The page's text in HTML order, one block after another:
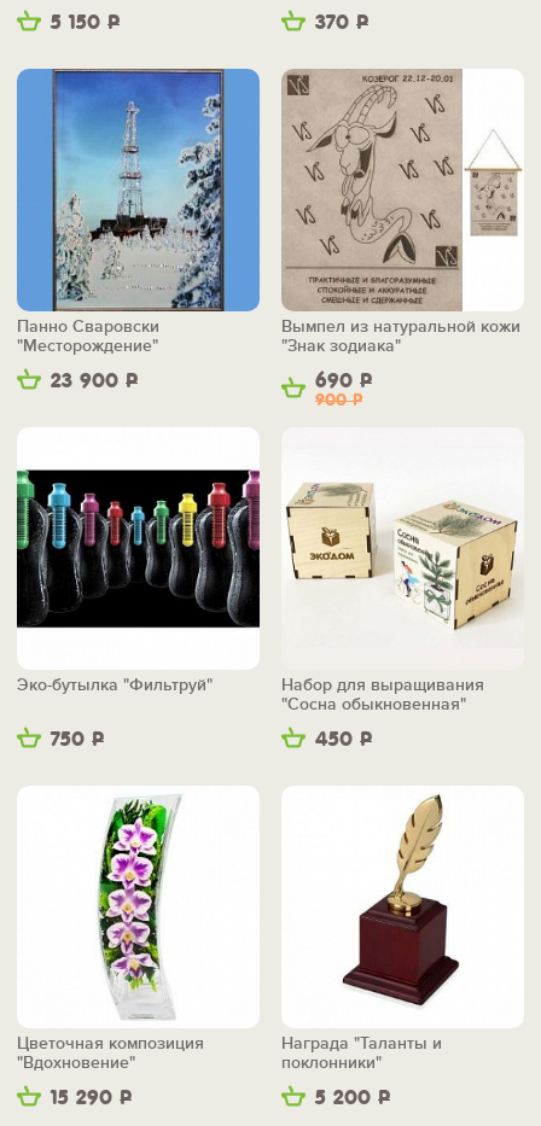
5 150 Р 370 Р
23 900 Р
Панно Сваровски
"Месторождение"
690 Р
900Р
Вымпел из натуральной кожи
"Знак зодиака"
750 Р
Эко-бутылка "Фильтруй"
450 Р
Набор для выращивания
"Сосна обыкновенная"
15 290 Р
Цветочная композиция
"Вдохновение"
5 200 Р
Награда "Таланты и
поклонники"